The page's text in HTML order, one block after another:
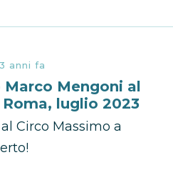
3 anni fa
Mengoni al
luglio 2023
Circo Massimo a